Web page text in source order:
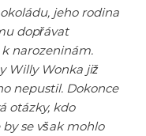
jeho rodina
dopřávat
narozeninám.
Willy Wonka již
nepustil. Dokonce
otázky, kdo
by se však mohlo